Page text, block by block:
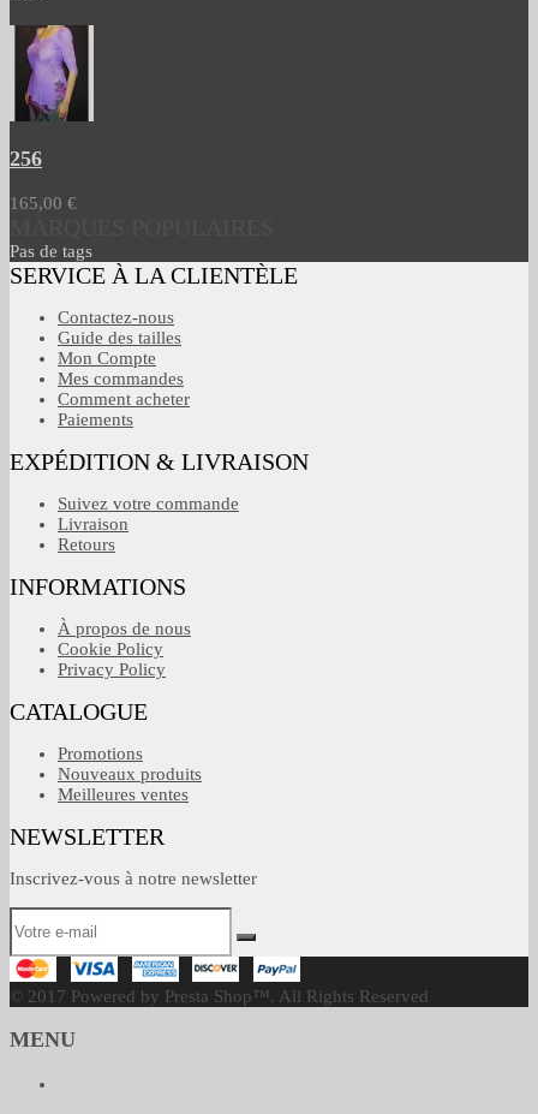
256
165,00 €
Pas de tags
SERVICE À LA CLIENTÈLE
Contactez-nous
Guide des tailles
Mon Compte
Mes commandes
Comment acheter
Paiements
EXPÉDITION & LIVRAISON
Suivez votre commande
Livraison
Retours
INFORMATIONS
À propos de nous
Cookie Policy
Privacy Policy
CATALOGUE
Promotions
Nouveaux produits
Meilleures ventes
NEWSLETTER
Inscrivez-vous à notre newsletter
© 2017 Powered by Presta Shop™. All Rights Reserved
MENU